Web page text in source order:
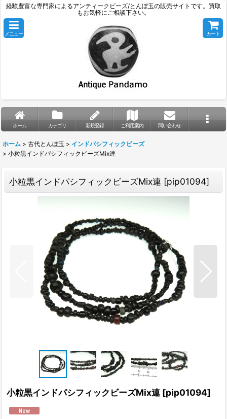
経験豊富な専門家によるアンティークビーズ/とんぼ玉の販売サイトです。買取
もお気軽にご相談下さい。
メニュー カート
ホーム カテゴリ 新規登録 ご利用案内 問い合わせ
ホーム > 古代とんぼ玉 > インドパシフィックビーズ
> 小粒黒インドパシフィックビーズMix連
小粒黒インドパシフィックビーズMix連 [pip01094]
小粒黒インドパシフィックビーズMix連 [pip01094]